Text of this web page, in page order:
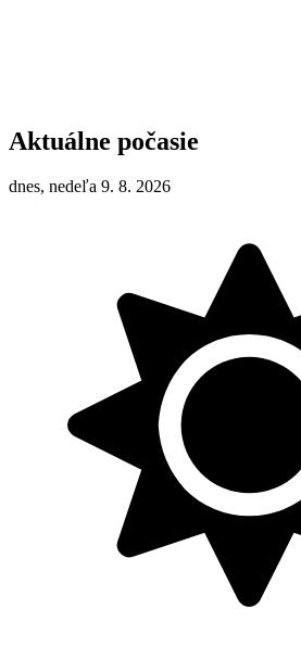
Aktuálne počasie
dnes, nedeľa 9. 8. 2026